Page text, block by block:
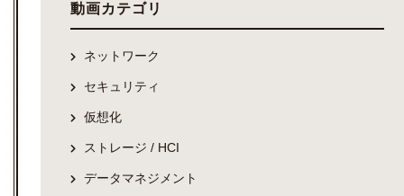
動画カテゴリ
ネットワーク
セキュリティ
仮想化
ストレージ / HCI
データマネジメント